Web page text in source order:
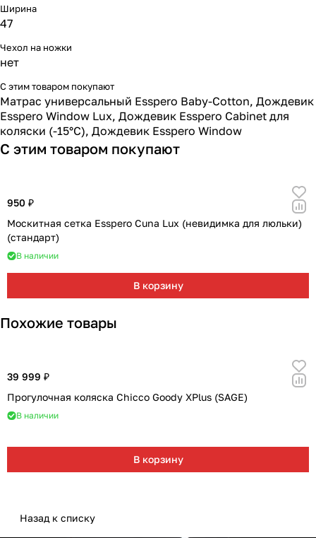
Ширина
47
Чехол на ножки
нет
С этим товаром покупают
Матрас универсальный Esspero Baby-Cotton, Дождевик
Esspero Window Lux, Дождевик Esspero Cabinet для
коляски (-15°С), Дождевик Esspero Window
С этим товаром покупают
950 ₽
Москитная сетка Esspero Cuna Lux (невидимка для люльки)
(стандарт)
В наличии
В корзину
Похожие товары
39 999 ₽
Прогулочная коляска Chicco Goody XPlus (SAGE)
В наличии
В корзину
Назад к списку